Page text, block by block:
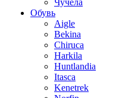
Чучела
Обувь
Aigle
Bekina
Chiruсa
Harkila
Huntlandia
Itasca
Kenetrek